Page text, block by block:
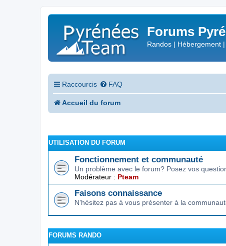
Forums
Randos | Hébergement |
Raccourcis FAQ
Accueil du forum
UTILISATION DU FORUM
Fonctionnement et communauté
Un problème avec le forum? Posez vos
Modérateur : Pteam
Faisons connaissance
N'hésitez pas à vous présenter à la
FORUMS RANDO